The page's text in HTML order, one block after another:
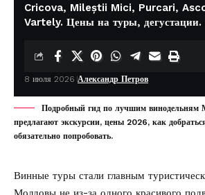
Cricova, Mileștii Mici, Purcari,
Vartely. Цены на туры, дегустации.
8 июля 2026 Александр Петров
Подробный гид по лучшим винодельням
предлагают экскурсии, цены 2026, как
обязательно попробовать.
Винные туры стали главным